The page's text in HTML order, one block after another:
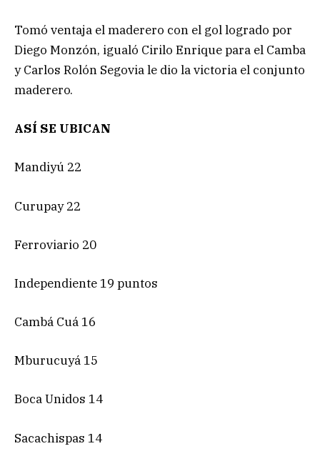
Tomó ventaja el maderero con el gol logrado por
Diego Monzón, igualó Cirilo Enrique para el Camba
y Carlos Rolón Segovia le dio la victoria el conjunto
maderero.
ASÍ SE UBICAN
Mandiyú 22
Curupay 22
Ferroviario 20
Independiente 19 puntos
Cambá Cuá 16
Mburucuyá 15
Boca Unidos 14
Sacachispas 14